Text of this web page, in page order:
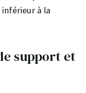
à la
support et